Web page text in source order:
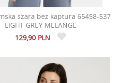
szara bez kaptura 65458-537
LIGHT GREY MELANGE
129,90 PLN